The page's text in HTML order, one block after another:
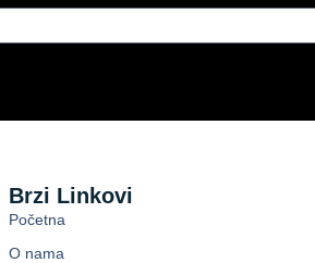
Brzi Linkovi
Početna
O nama